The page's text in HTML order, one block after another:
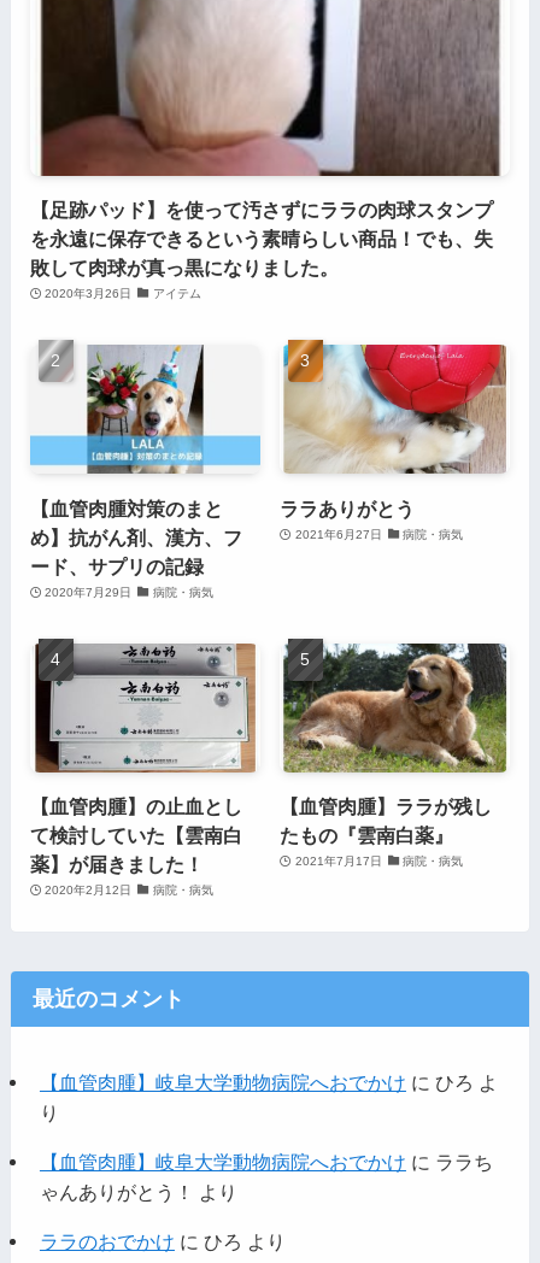
【足跡パッド】を使って汚さずにララの肉球スタンプ
を永遠に保存できるという素晴らしい商品！でも、失
敗して肉球が真っ黒になりました。
2020年3月26日 アイテム
【血管肉腫対策のまと
め】抗がん剤、漢方、フ
ード、サプリの記録
2020年7月29日 病院・病気
ララありがとう
2021年6月27日 病院・病気
【血管肉腫】の止血とし
て検討していた【雲南白
薬】が届きました！
2020年2月12日 病院・病気
【血管肉腫】ララが残し
たもの『雲南白薬』
2021年7月17日 病院・病気
最近のコメント
【血管肉腫】岐阜大学動物病院へおでかけ に ひろ よ
り
【血管肉腫】岐阜大学動物病院へおでかけ に ララち
ゃんありがとう！
より
ララのおでかけ に ひろ より